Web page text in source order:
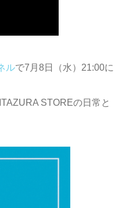
ルで7月8日（水）21:00に
STOREの日常と